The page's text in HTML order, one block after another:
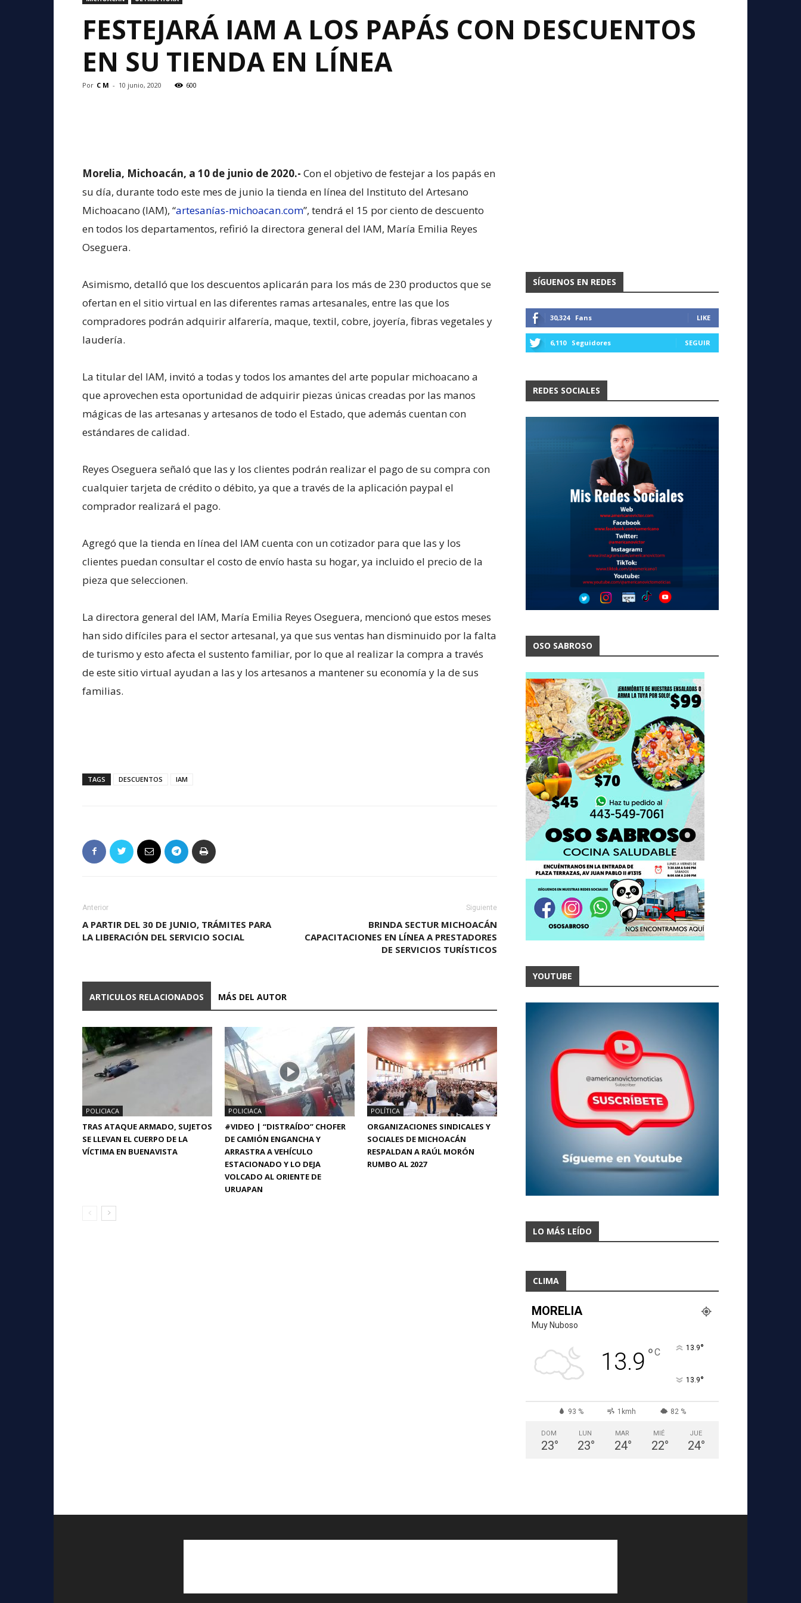
FESTEJARÁ IAM A LOS PAPÁS CON DESCUENTOS
EN SU TIENDA EN LÍNEA
Por C M - 10 junio, 2020 600
Morelia, Michoacán, a 10 de junio de 2020.- Con el objetivo de festejar a los papás en
su día, durante todo este mes de junio la tienda en línea del Instituto del Artesano
Michoacano (IAM), “artesanías-michoacan.com”, tendrá el 15 por ciento de descuento
en todos los departamentos, refirió la directora general del IAM, María Emilia Reyes
Oseguera.
Asimismo, detalló que los descuentos aplicarán para los más de 230 productos que se
ofertan en el sitio virtual en las diferentes ramas artesanales, entre las que los
compradores podrán adquirir alfarería, maque, textil, cobre, joyería, fibras vegetales y
laudería.
La titular del IAM, invitó a todas y todos los amantes del arte popular michoacano a
que aprovechen esta oportunidad de adquirir piezas únicas creadas por las manos
mágicas de las artesanas y artesanos de todo el Estado, que además cuentan con
estándares de calidad.
Reyes Oseguera señaló que las y los clientes podrán realizar el pago de su compra con
cualquier tarjeta de crédito o débito, ya que a través de la aplicación paypal el
comprador realizará el pago.
Agregó que la tienda en línea del IAM cuenta con un cotizador para que las y los
clientes puedan consultar el costo de envío hasta su hogar, ya incluido el precio de la
pieza que seleccionen.
La directora general del IAM, María Emilia Reyes Oseguera, mencionó que estos meses
han sido difíciles para el sector artesanal, ya que sus ventas han disminuido por la falta
de turismo y esto afecta el sustento familiar, por lo que al realizar la compra a través
de este sitio virtual ayudan a las y los artesanos a mantener su economía y la de sus
familias.
TAGS DESCUENTOS IAM
Anterior
A PARTIR DEL 30 DE JUNIO, TRÁMITES PARA
LA LIBERACIÓN DEL SERVICIO SOCIAL
Siguiente
BRINDA SECTUR MICHOACÁN
CAPACITACIONES EN LÍNEA A PRESTADORES
DE SERVICIOS TURÍSTICOS
ARTICULOS RELACIONADOS MÁS DEL AUTOR
POLICIACA
TRAS ATAQUE ARMADO, SUJETOS
SE LLEVAN EL CUERPO DE LA
VÍCTIMA EN BUENAVISTA
POLICIACA
#VIDEO | “DISTRAÍDO” CHOFER
DE CAMIÓN ENGANCHA Y
ARRASTRA A VEHÍCULO
ESTACIONADO Y LO DEJA
VOLCADO AL ORIENTE DE
URUAPAN
POLÍTICA
ORGANIZACIONES SINDICALES Y
SOCIALES DE MICHOACÁN
RESPALDAN A RAÚL MORÓN
RUMBO AL 2027
SÍGUENOS EN REDES
30,324 Fans LIKE
6,110 Seguidores SEGUIR
REDES SOCIALES
OSO SABROSO
YOUTUBE
LO MÁS LEÍDO
CLIMA
MORELIA
Muy Nuboso
13.9 °C 13.9°
13.9°
93 % 1kmh 82 %
DOM
23°
LUN
23°
MAR
24°
MIÉ
22°
JUE
24°